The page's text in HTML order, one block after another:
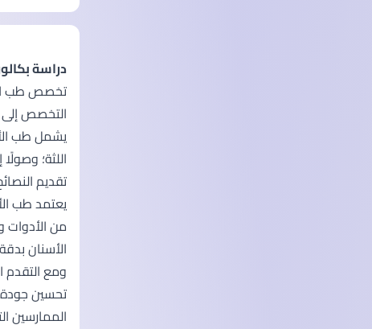
دراسة
تخصص طب
التخصص إلى
يشمل طب
اللثة؛
تقديم
يعتمد طب
من الأدوات
الأسنان
ومع التقدم
تحسين جودة
الممارسين